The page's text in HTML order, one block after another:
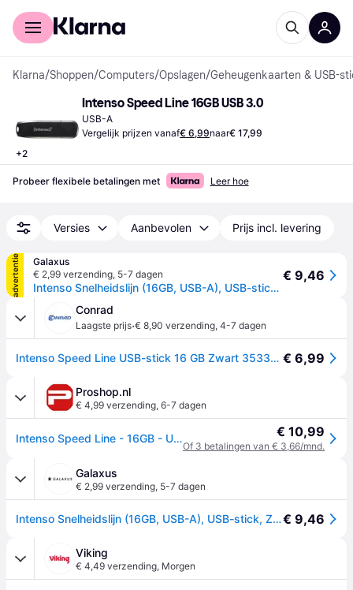
Voor shoppers
Klarna/Shoppen/Computers/Opslagen/Geheugenkaarten & USB-
+2
Intenso Speed Line 16GB USB 3.0
USB-A
Vergelijk prijzen vanaf€ 6,99naar€ 17,99
Probeer flexibele betalingen met Leer hoe
Versies Aanbevolen Prijs incl. levering
advertentie
Galaxus
€ 2,99 verzending, 5-7 dagen
Intenso Snelheidslijn (16GB, USB-A), USB-stick, Zwart
€ 9,46
Conrad
Laagste prijs·€ 8,90 verzending, 4-7 dagen
Intenso Speed Line USB-stick 16 GB Zwart 3533470 USB-A 3.2 Gen 1 € 6,99
Proshop.nl
€ 4,99 verzending, 6-7 dagen
Intenso Speed Line - 16GB - USB-stick € 10,99
Of 3 betalingen van € 3,66/mnd.
Galaxus
€ 2,99 verzending, 5-7 dagen
Intenso Snelheidslijn (16GB, USB-A), USB-stick, Zwart€ 9,46
Viking
€ 4,49 verzending, Morgen